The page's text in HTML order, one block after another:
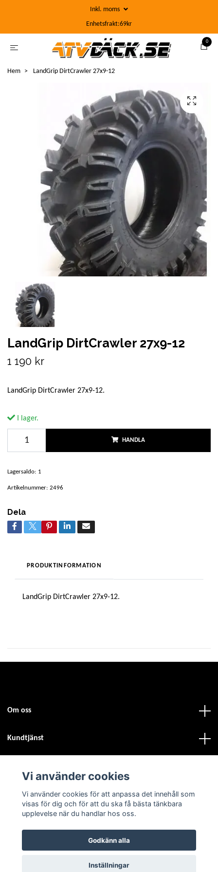
Inkl. moms
Enhetsfrakt:69kr
0
Hem LandGrip DirtCrawler 27x9-12
LandGrip DirtCrawler 27x9-12
1 190 kr
LandGrip DirtCrawler 27x9-12.
I lager.
HANDLA
Lagersaldo: 1
Artikelnummer: 2496
Dela
PRODUKTINFORMATION
LandGrip DirtCrawler 27x9-12.
Om oss
Kundtjänst
Sociala medier
© 2026 Atvdäck.se
Vi använder cookies
Vi använder cookies för att anpassa det innehåll som
visas för dig och för att du ska få bästa tänkbara
upplevelse när du handlar hos oss.
Godkänn alla
Inställningar